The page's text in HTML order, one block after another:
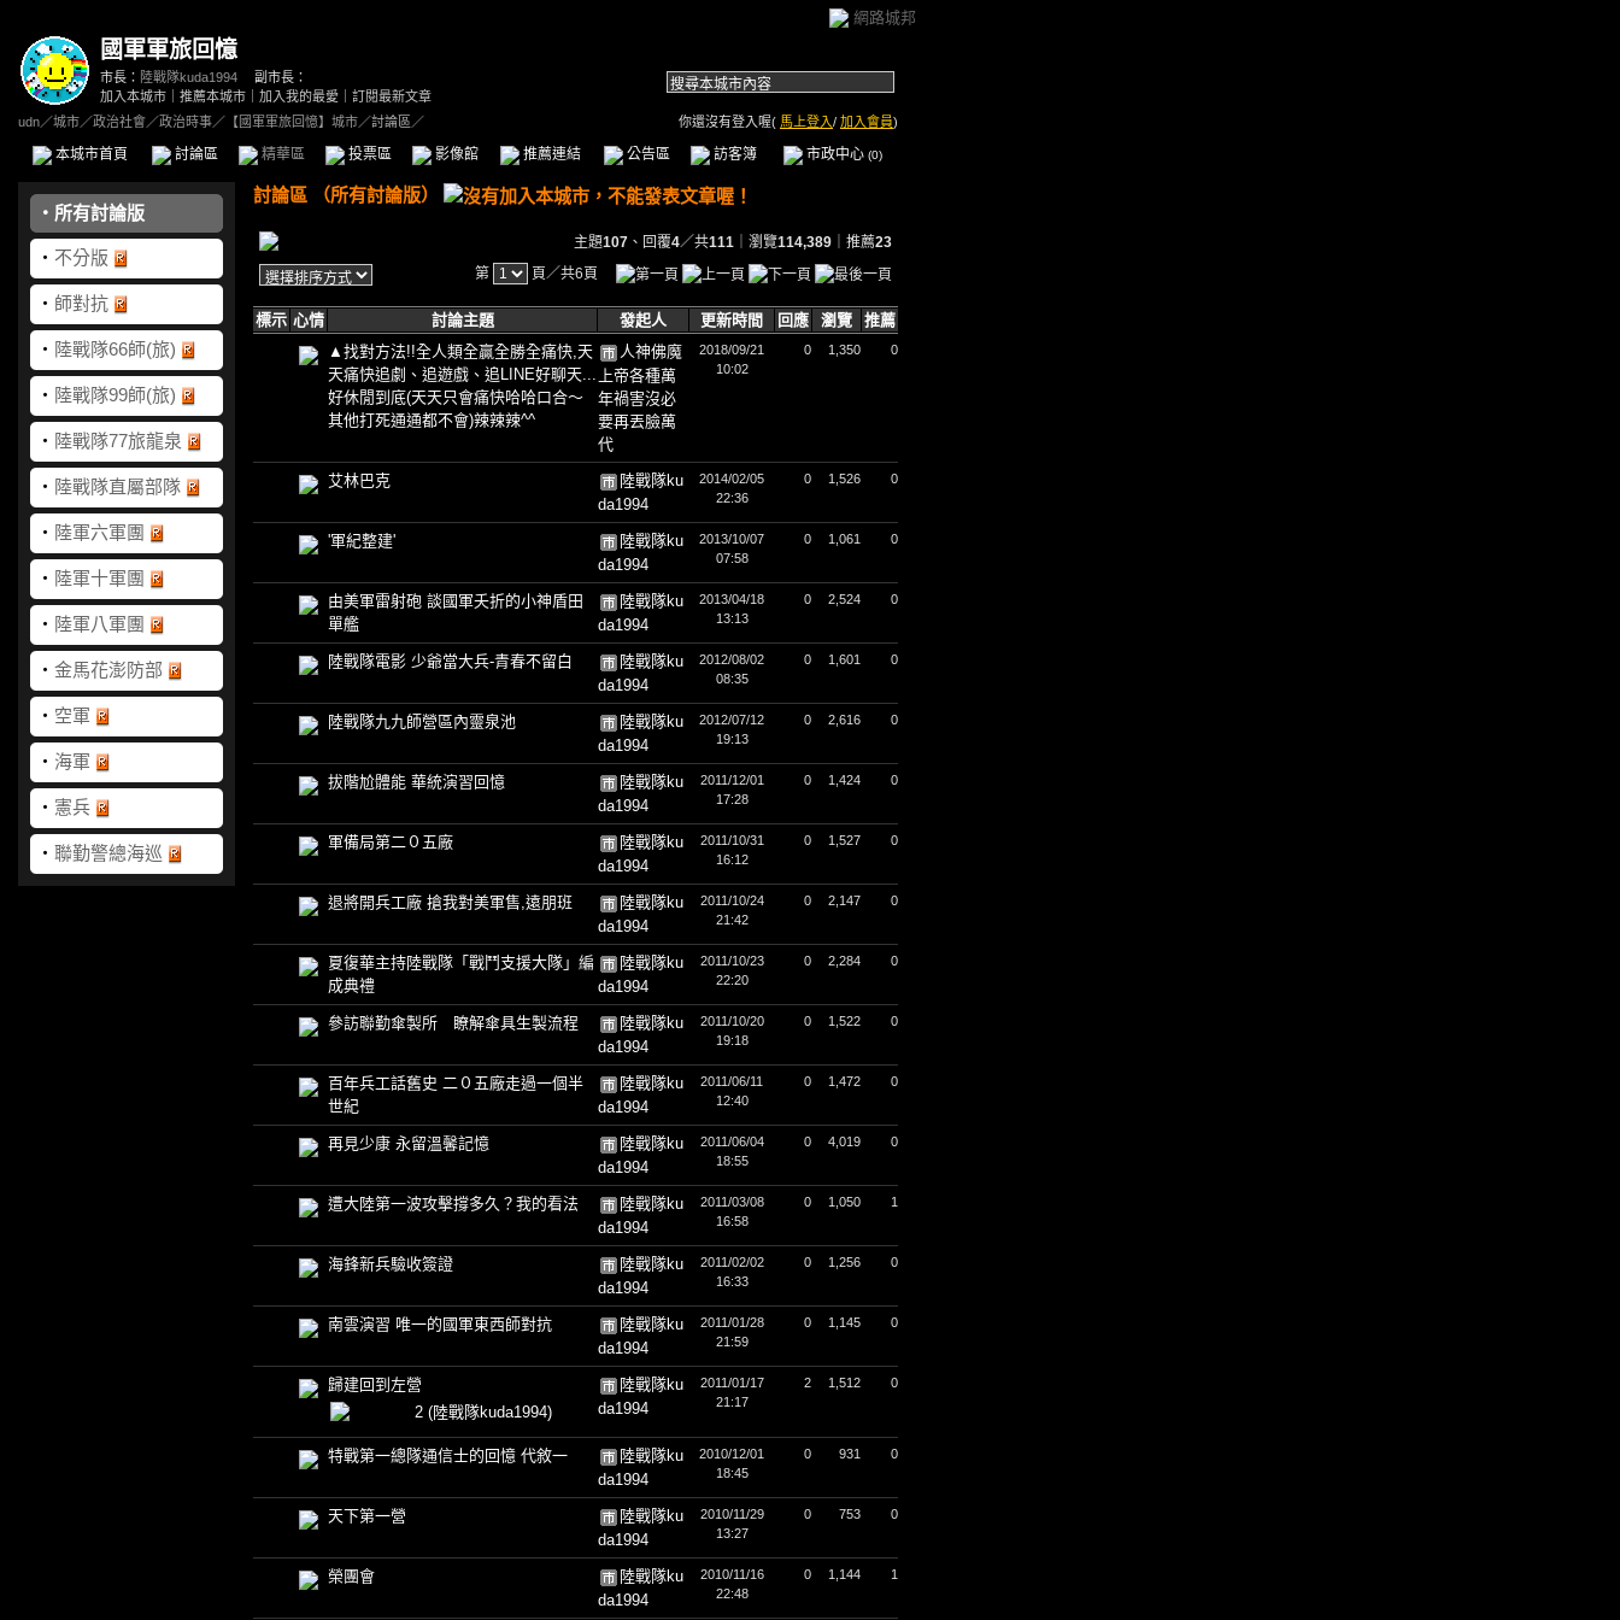
網路城邦
國軍軍旅回憶
市長： 陸戰隊kuda1994
副市長：
加入本城市
推薦本城市 加入我的最愛
訂閱最新文章
udn／城市／政治社會／政治時事／ 【國軍軍旅回憶】城市／討論區／ 你還沒有登入喔( 馬上登入/ 加入會員)
本城市首頁 討論區 精華區 投票區 影像館 推薦連結 公告區 訪客簿 市政中心 (0)
‧ 所有討論版
‧ 不分版
‧ 師對抗
‧ 陸戰隊66師(旅)
‧ 陸戰隊99師(旅)
‧ 陸戰隊77旅龍泉
‧ 陸戰隊直屬部隊
‧ 陸軍六軍團
‧ 陸軍十軍團
‧ 陸軍八軍團
‧ 金馬花澎防部
‧ 空軍
‧ 海軍
‧ 憲兵
‧ 聯勤警總海巡
討論區 （所有討論版）
主題107 、回覆4／共111 ｜瀏覽114,389 ｜推薦23
第
頁／共6頁
標示 心情 討論主題 發起人 更新時間 回應 瀏覽
推薦
▲找對方法!!全人類全贏全勝全痛快,天
天痛快追劇、追遊戲、追LINE好聊天...
好休閒到底(天天只會痛快哈哈口合～
其他打死通通都不會)辣辣辣^^
人神佛魔
上帝各種萬
年禍害沒必
要再丟臉萬
代
2018/09/21
10:02
0 1,350 0
艾林巴克
陸戰隊ku
da1994
2014/02/05
22:36
0 1,526 0
'軍紀整建'
陸戰隊ku
da1994
2013/10/07
07:58
0 1,061 0
由美軍雷射砲 談國軍夭折的小神盾田
單艦
陸戰隊ku
da1994
2013/04/18
13:13
0 2,524 0
陸戰隊電影 少爺當大兵-青春不留白
陸戰隊ku
da1994
2012/08/02
08:35
0 1,601 0
陸戰隊九九師營區內靈泉池
陸戰隊ku
da1994
2012/07/12
19:13
0 2,616 0
拔階尬體能 華統演習回憶
陸戰隊ku
da1994
2011/12/01
17:28
0 1,424 0
軍備局第二０五廠
陸戰隊ku
da1994
2011/10/31
16:12
0 1,527 0
退將開兵工廠 搶我對美軍售,遠朋班
陸戰隊ku
da1994
2011/10/24
21:42
0 2,147 0
夏復華主持陸戰隊「戰鬥支援大隊」編
成典禮
陸戰隊ku
da1994
2011/10/23
22:20
0 2,284 0
參訪聯勤傘製所 瞭解傘具生製流程
陸戰隊ku
da1994
2011/10/20
19:18
0 1,522 0
百年兵工話舊史 二０五廠走過一個半
世紀
陸戰隊ku
da1994
2011/06/11
12:40
0 1,472 0
再見少康 永留溫馨記憶
陸戰隊ku
da1994
2011/06/04
18:55
0 4,019 0
遭大陸第一波攻擊撐多久？我的看法
陸戰隊ku
da1994
2011/03/08
16:58
0 1,050 1
海鋒新兵驗收簽證
陸戰隊ku
da1994
2011/02/02
16:33
0 1,256 0
南雲演習 唯一的國軍東西師對抗
陸戰隊ku
da1994
2011/01/28
21:59
0 1,145 0
歸建回到左營
2 (陸戰隊kuda1994)
陸戰隊ku
da1994
2011/01/17
21:17
2 1,512 0
特戰第一總隊通信士的回憶 代敘一
陸戰隊ku
da1994
2010/12/01
18:45
0 931 0
天下第一營
陸戰隊ku
da1994
2010/11/29
13:27
0 753 0
榮團會
陸戰隊ku
da1994
2010/11/16
22:48
0 1,144 1